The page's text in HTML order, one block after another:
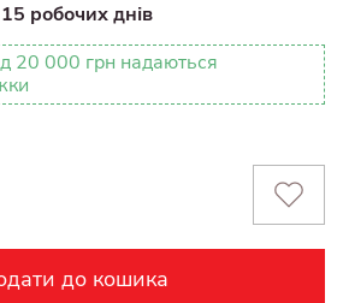
робочих днів
20 000 грн надаються
до кошика